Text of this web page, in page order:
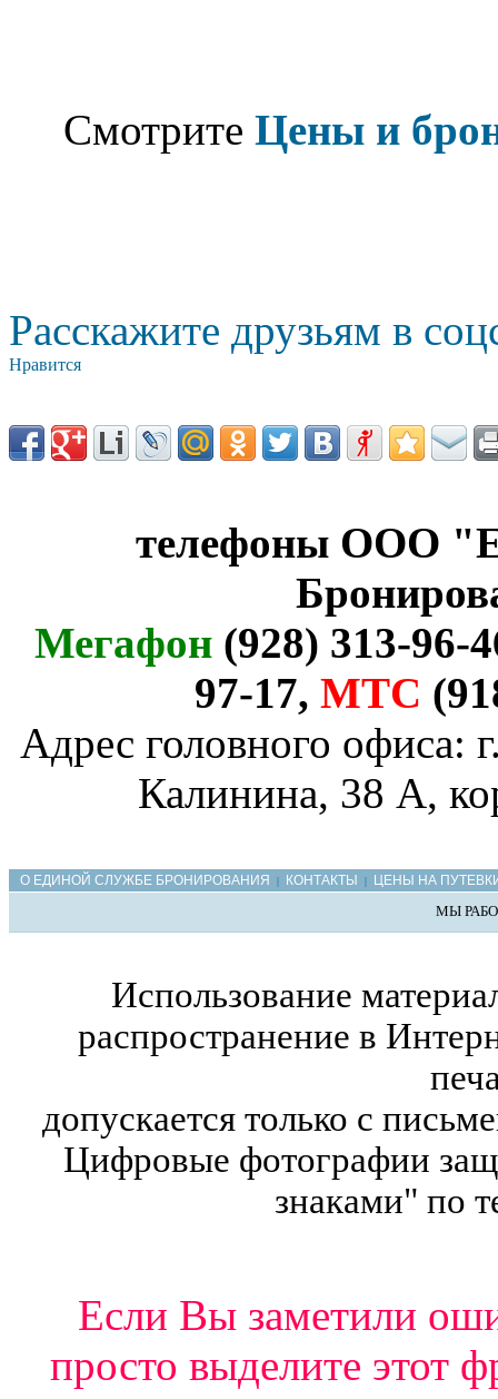
Смотрите Цены и
Расскажите друзьям в
Нравится
телефоны ООО
Мегафон(928) 313-96-
97-17, МТС
Адрес головного офиса:
Калинина, 38 А,
О ЕДИНОЙ СЛУЖБЕ БРОНИРОВАНИЯ | КОНТАКТЫ |
ЦЕНЫ НА
МЫ
Использование
распространение в
допускается только с
Цифровые фотографии
знаками" по
Если Вы заметили
просто выделите этот